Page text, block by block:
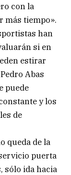
con la
más tiempo».
han
si en
estirar
Abas
puede
y los
de
queda de la
puerta
sólo ida hacia